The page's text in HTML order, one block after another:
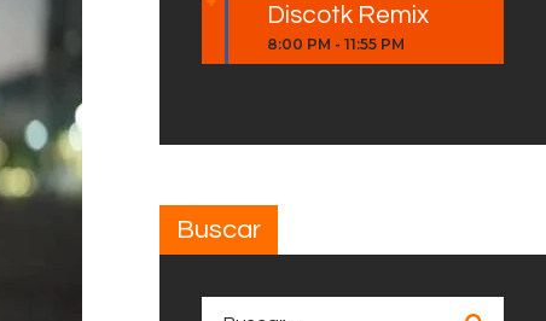
Discotk Remix
8:00 PM -11:55 PM
Buscar